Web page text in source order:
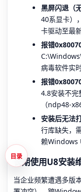
黑屏闪退（
40系显卡）
卡驱动至最
报错
病毒软件实
报错
4.8安装不完
（ndp48-
安装后无法
行库缺失，
赖Windows
长期使用U8安装
当企业频繁遭遇多版
目录